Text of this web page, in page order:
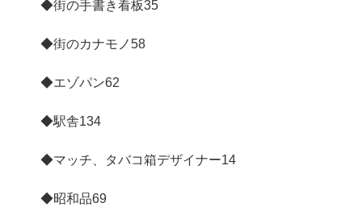
◆街の手書き看板35
◆街のカナモノ58
◆エゾパン62
◆駅舎134
◆マッチ、タバコ箱デザイナー14
◆昭和品69